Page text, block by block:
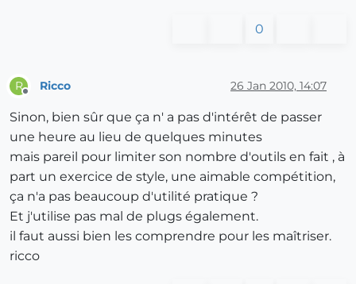
0
R Ricco 26 Jan 2010, 14:07
Sinon, bien sûr que ça n' a pas d'intérêt de passer
une heure au lieu de quelques minutes
mais pareil pour limiter son nombre d'outils en fait , à
part un exercice de style, une aimable compétition,
ça n'a pas beaucoup d'utilité pratique ?
Et j'utilise pas mal de plugs également.
il faut aussi bien les comprendre pour les maîtriser.
ricco